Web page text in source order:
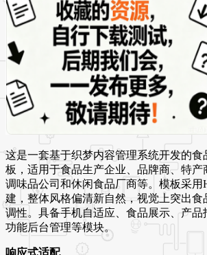
这是一套基于织梦内容管理系统开发的食
板，适用于食品生产企业、品牌商、特产
调味品公司和休闲食品厂商等。模板采用
建，整体风格偏清新自然，视觉上突出食
调性。具备手机自适应、食品展示、产品
功能后台管理等模块。
响应式适配